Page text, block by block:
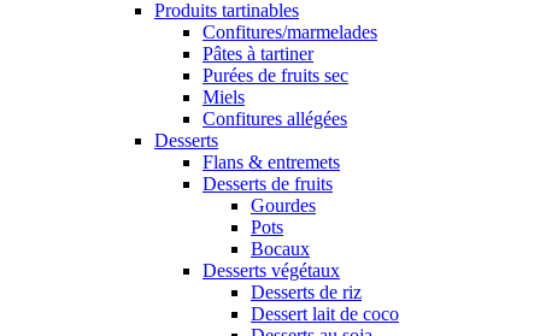
Produits tartinables
Confitures/marmelades
Pâtes à tartiner
Purées de fruits sec
Miels
Confitures allégées
Desserts
Flans & entremets
Desserts de fruits
Gourdes
Pots
Bocaux
Desserts végétaux
Desserts de riz
Dessert lait de coco